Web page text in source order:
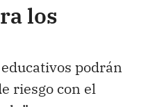
los
podrán
riesgo con el